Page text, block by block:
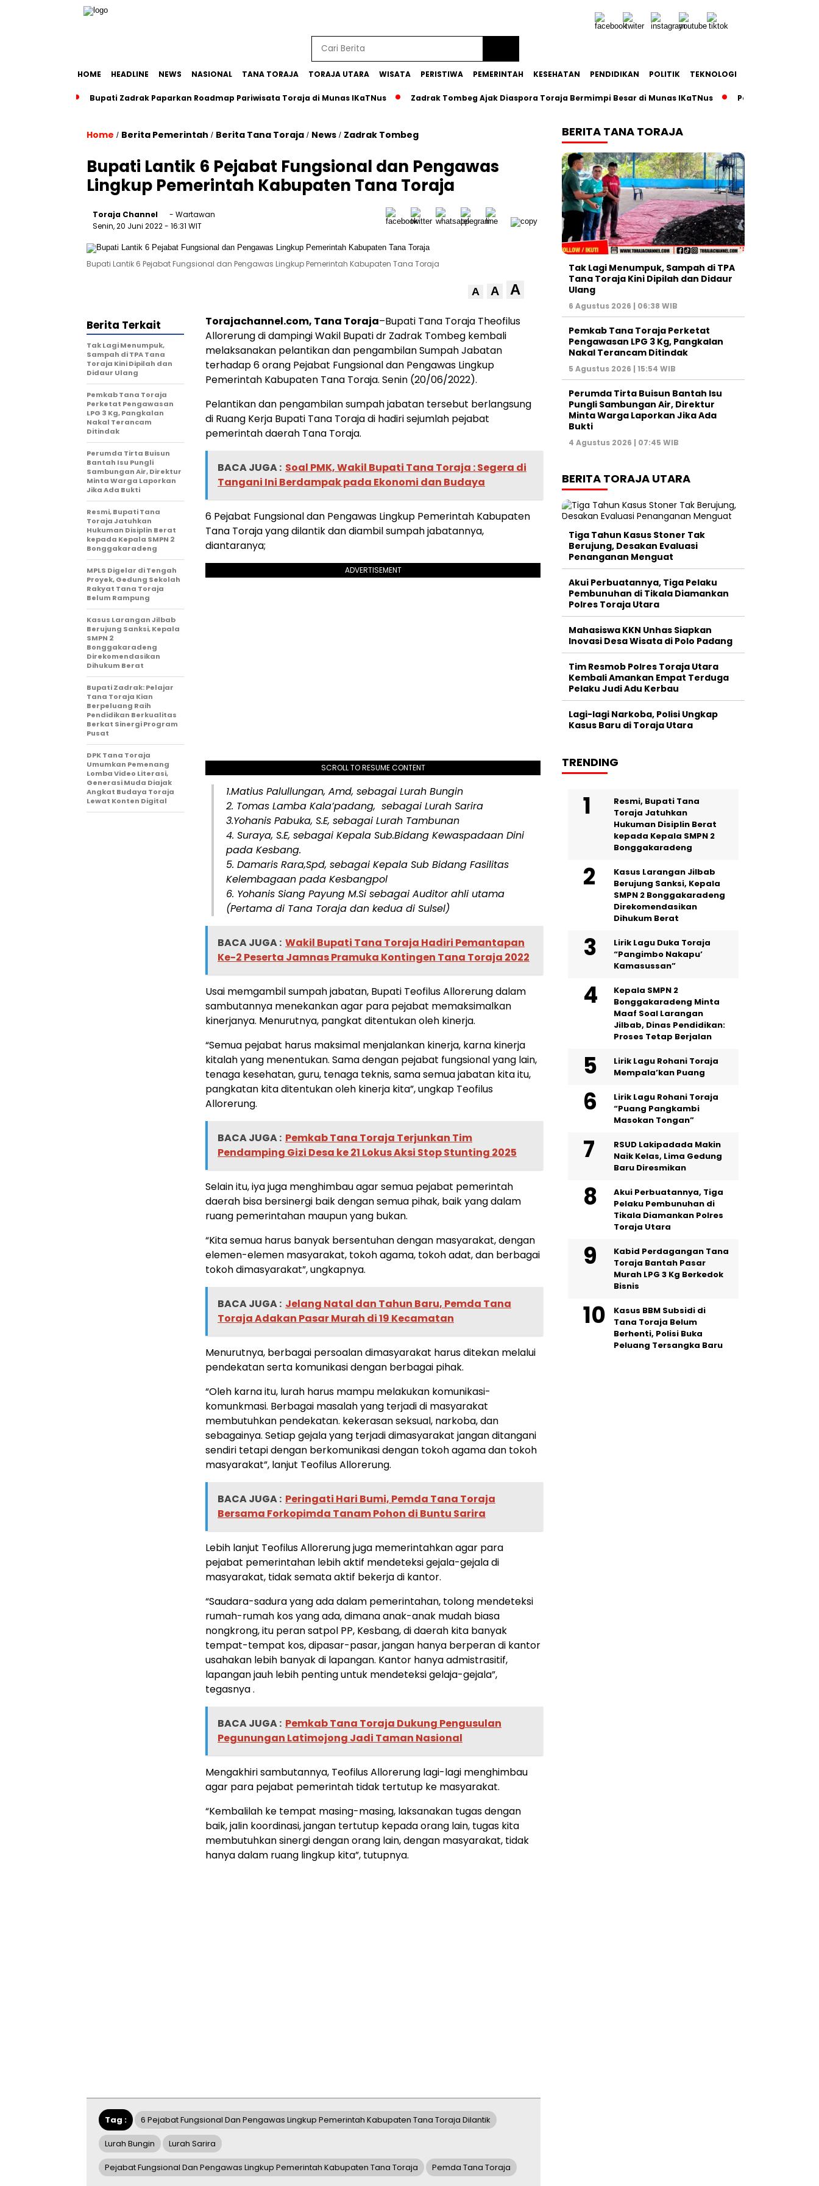
HOME HEADLINE NEWS NASIONAL TANA TORAJA TORAJA UTARA WISATA PERISTIWA PEMERINTAH KESEHATAN PENDIDIKAN POLITIK TEKNOLOGI
Bupati Zadrak Paparkan Roadmap Pariwisata Toraja di Munas IKaTNus Zadrak Tombeg Ajak Diaspora Toraja Bermimpi Besar di Munas IKaTNus Pemkab Tana
Home / Berita Pemerintah / Berita Tana Toraja / News / Zadrak Tombeg
Bupati Lantik 6 Pejabat Fungsional dan Pengawas
Lingkup Pemerintah Kabupaten Tana Toraja
Toraja Channel
- Wartawan
Senin, 20 Juni 2022- 16:31 WIT
Bupati Lantik 6 Pejabat Fungsional dan Pengawas Lingkup Pemerintah Kabupaten Tana Toraja
A A A
Torajachannel.com, Tana Toraja–Bupati Tana Toraja Theofilus
Allorerung di dampingi Wakil Bupati dr Zadrak Tombeg kembali
melaksanakan pelantikan dan pengambilan Sumpah Jabatan
terhadap 6 orang Pejabat Fungsional dan Pengawas Lingkup
Pemerintah Kabupaten Tana Toraja. Senin (20/06/2022).
Pelantikan dan pengambilan sumpah jabatan tersebut berlangsung
di Ruang Kerja Bupati Tana Toraja di hadiri sejumlah pejabat
pemerintah daerah Tana Toraja.
BACA JUGA : Soal PMK, Wakil Bupati Tana Toraja : Segera di
Tangani Ini Berdampak pada Ekonomi dan Budaya
6 Pejabat Fungsional dan Pengawas Lingkup Pemerintah Kabupaten
Tana Toraja yang dilantik dan diambil sumpah jabatannya,
diantaranya;
ADVERTISEMENT
SCROLL TO RESUME CONTENT
1.Matius Palullungan, Amd, sebagai Lurah Bungin
2. Tomas Lamba Kala’padang, sebagai Lurah Sarira
3.Yohanis Pabuka, S.E, sebagai Lurah Tambunan
4. Suraya, S.E, sebagai Kepala Sub.Bidang Kewaspadaan Dini
pada Kesbang.
5. Damaris Rara,Spd, sebagai Kepala Sub Bidang Fasilitas
Kelembagaan pada Kesbangpol
6. Yohanis Siang Payung M.Si sebagai Auditor ahli utama
(Pertama di Tana Toraja dan kedua di Sulsel)
BACA JUGA : Wakil Bupati Tana Toraja Hadiri Pemantapan
Ke-2 Peserta Jamnas Pramuka Kontingen Tana Toraja 2022
Usai memgambil sumpah jabatan, Bupati Teofilus Allorerung dalam
sambutannya menekankan agar para pejabat memaksimalkan
kinerjanya. Menurutnya, pangkat ditentukan oleh kinerja.
“Semua pejabat harus maksimal menjalankan kinerja, karna kinerja
kitalah yang menentukan. Sama dengan pejabat fungsional yang lain,
tenaga kesehatan, guru, tenaga teknis, sama semua jabatan kita itu,
pangkatan kita ditentukan oleh kinerja kita”, ungkap Teofilus
Allorerung.
BACA JUGA : Pemkab Tana Toraja Terjunkan Tim
Pendamping Gizi Desa ke 21 Lokus Aksi Stop Stunting 2025
Selain itu, iya juga menghimbau agar semua pejabat pemerintah
daerah bisa bersinergi baik dengan semua pihak, baik yang dalam
ruang pemerintahan maupun yang bukan.
“Kita semua harus banyak bersentuhan dengan masyarakat, dengan
elemen-elemen masyarakat, tokoh agama, tokoh adat, dan berbagai
tokoh dimasyarakat”, ungkapnya.
BACA JUGA : Jelang Natal dan Tahun Baru, Pemda Tana
Toraja Adakan Pasar Murah di 19 Kecamatan
Menurutnya, berbagai persoalan dimasyarakat harus ditekan melalui
pendekatan serta komunikasi dengan berbagai pihak.
“Oleh karna itu, lurah harus mampu melakukan komunikasi-
komunkmasi. Berbagai masalah yang terjadi di masyarakat
membutuhkan pendekatan. kekerasan seksual, narkoba, dan
sebagainya. Setiap gejala yang terjadi dimasyarakat jangan ditangani
sendiri tetapi dengan berkomunikasi dengan tokoh agama dan tokoh
masyarakat”, lanjut Teofilus Allorerung.
BACA JUGA : Peringati Hari Bumi, Pemda Tana Toraja
Bersama Forkopimda Tanam Pohon di Buntu Sarira
Lebih lanjut Teofilus Allorerung juga memerintahkan agar para
pejabat pemerintahan lebih aktif mendeteksi gejala-gejala di
masyarakat, tidak semata aktif bekerja di kantor.
“Saudara-sadura yang ada dalam pemerintahan, tolong mendeteksi
rumah-rumah kos yang ada, dimana anak-anak mudah biasa
nongkrong, itu peran satpol PP, Kesbang, di daerah kita banyak
tempat-tempat kos, dipasar-pasar, jangan hanya berperan di kantor
usahakan lebih banyak di lapangan. Kantor hanya admistrasitif,
lapangan jauh lebih penting untuk mendeteksi gelaja-gejala”,
tegasnya .
BACA JUGA : Pemkab Tana Toraja Dukung Pengusulan
Pegunungan Latimojong Jadi Taman Nasional
Mengakhiri sambutannya, Teofilus Allorerung lagi-lagi menghimbau
agar para pejabat pemerintah tidak tertutup ke masyarakat.
“Kembalilah ke tempat masing-masing, laksanakan tugas dengan
baik, jalin koordinasi, jangan tertutup kepada orang lain, tugas kita
membutuhkan sinergi dengan orang lain, dengan masyarakat, tidak
hanya dalam ruang lingkup kita”, tutupnya.
Berita Terkait
Tak Lagi Menumpuk,
Sampah di TPA Tana
Toraja Kini Dipilah dan
Didaur Ulang
Pemkab Tana Toraja
Perketat Pengawasan
LPG 3 Kg, Pangkalan
Nakal Terancam
Ditindak
Perumda Tirta Buisun
Bantah Isu Pungli
Sambungan Air, Direktur
Minta Warga Laporkan
Jika Ada Bukti
Resmi, Bupati Tana
Toraja Jatuhkan
Hukuman Disiplin Berat
kepada Kepala SMPN 2
Bonggakaradeng
MPLS Digelar di Tengah
Proyek, Gedung Sekolah
Rakyat Tana Toraja
Belum Rampung
Kasus Larangan Jilbab
Berujung Sanksi, Kepala
SMPN 2
Bonggakaradeng
Direkomendasikan
Dihukum Berat
Bupati Zadrak: Pelajar
Tana Toraja Kian
Berpeluang Raih
Pendidikan Berkualitas
Berkat Sinergi Program
Pusat
DPK Tana Toraja
Umumkan Pemenang
Lomba Video Literasi,
Generasi Muda Diajak
Angkat Budaya Toraja
Lewat Konten Digital
Tag : 6 Pejabat Fungsional Dan Pengawas Lingkup Pemerintah Kabupaten Tana Toraja Dilantik
Lurah Bungin Lurah Sarira
Pejabat Fungsional Dan Pengawas Lingkup Pemerintah Kabupaten Tana Toraja Pemda Tana Toraja
BERITA TANA TORAJA
Tak Lagi Menumpuk, Sampah di TPA
Tana Toraja Kini Dipilah dan Didaur
Ulang
6 Agustus 2026 | 06:38 WIB
Pemkab Tana Toraja Perketat
Pengawasan LPG 3 Kg, Pangkalan
Nakal Terancam Ditindak
5 Agustus 2026 | 15:54 WIB
Perumda Tirta Buisun Bantah Isu
Pungli Sambungan Air, Direktur
Minta Warga Laporkan Jika Ada
Bukti
4 Agustus 2026 | 07:45 WIB
BERITA TORAJA UTARA
Tiga Tahun Kasus Stoner Tak
Berujung, Desakan Evaluasi
Penanganan Menguat
Akui Perbuatannya, Tiga Pelaku
Pembunuhan di Tikala Diamankan
Polres Toraja Utara
Mahasiswa KKN Unhas Siapkan
Inovasi Desa Wisata di Polo Padang
Tim Resmob Polres Toraja Utara
Kembali Amankan Empat Terduga
Pelaku Judi Adu Kerbau
Lagi-lagi Narkoba, Polisi Ungkap
Kasus Baru di Toraja Utara
TRENDING
Resmi, Bupati Tana
Toraja Jatuhkan
Hukuman Disiplin Berat
kepada Kepala SMPN 2
Bonggakaradeng
Kasus Larangan Jilbab
Berujung Sanksi, Kepala
SMPN 2 Bonggakaradeng
Direkomendasikan
Dihukum Berat
Lirik Lagu Duka Toraja
“Pangimbo Nakapu’
Kamasussan”
Kepala SMPN 2
Bonggakaradeng Minta
Maaf Soal Larangan
Jilbab, Dinas Pendidikan:
Proses Tetap Berjalan
Lirik Lagu Rohani Toraja
Mempala’kan Puang
Lirik Lagu Rohani Toraja
“Puang Pangkambi
Masokan Tongan”
RSUD Lakipadada Makin
Naik Kelas, Lima Gedung
Baru Diresmikan
Akui Perbuatannya, Tiga
Pelaku Pembunuhan di
Tikala Diamankan Polres
Toraja Utara
Kabid Perdagangan Tana
Toraja Bantah Pasar
Murah LPG 3 Kg Berkedok
Bisnis
Kasus BBM Subsidi di
Tana Toraja Belum
Berhenti, Polisi Buka
Peluang Tersangka Baru